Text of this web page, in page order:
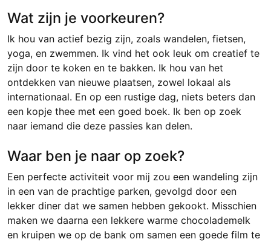
Wat zijn je voorkeuren?
Ik hou van actief bezig zijn, zoals wandelen, fietsen,
yoga, en zwemmen. Ik vind het ook leuk om creatief te
zijn door te koken en te bakken. Ik hou van het
ontdekken van nieuwe plaatsen, zowel lokaal als
internationaal. En op een rustige dag, niets beters dan
een kopje thee met een goed boek. Ik ben op zoek
naar iemand die deze passies kan delen.
Waar ben je naar op zoek?
Een perfecte activiteit voor mij zou een wandeling zijn
in een van de prachtige parken, gevolgd door een
lekker diner dat we samen hebben gekookt. Misschien
maken we daarna een lekkere warme chocolademelk
en kruipen we op de bank om samen een goede film te